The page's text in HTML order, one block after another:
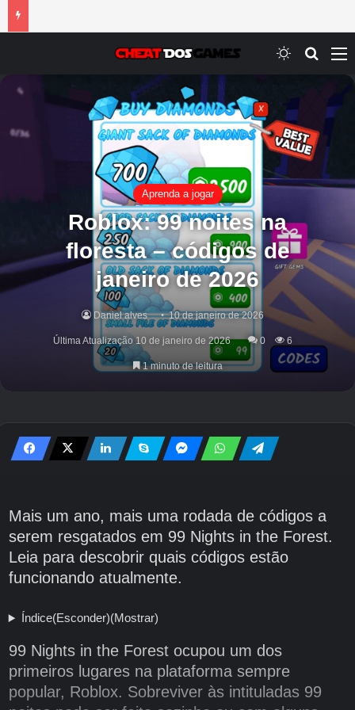
Switch skin
Aprenda a jogar
Roblox: 99 noites na
floresta – códigos de
janeiro de 2026
Daniel alves 10 de janeiro de 2026
Última Atualização 10 de janeiro de 2026 0 6
1 minuto de leitura
Mais um ano, mais uma rodada de códigos a
serem resgatados em 99 Nights in the Forest.
Leia para descobrir quais códigos estão
funcionando atualmente.
Índice(Esconder)(Mostrar)
99 Nights in the Forest ocupou um dos
primeiros lugares na plataforma sempre
popular, Roblox. Sobreviver às intituladas 99